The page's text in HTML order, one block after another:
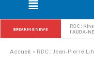
BREAKING NEWS
RDC :
l’AUDA-
Accueil » RDC : Jean-Pierre Lihau annonce 549